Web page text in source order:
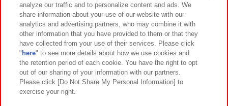
イベント・キャンペーン
関連会社 サステナビリティ サイトポリシー
プライバシーポリシー ウェブアクセシビリティ方針と検証結果
お取引先さまとともに
analyze our traffic and to personalize content and ads. We
share information about your use of our website with our
analytics and advertising partners, who may combine it with
other information that you have provided to them or that they
have collected from your use of their services. Please click
" here" to see more details about how we use cookies and
the retention period of each cookie. You have the right to opt
out of our sharing of your information with our partners.
Please click [Do Not Share My Personal Information] to
exercise your right.